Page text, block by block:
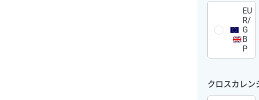
EU
R/
G
B
P
クロスカレン